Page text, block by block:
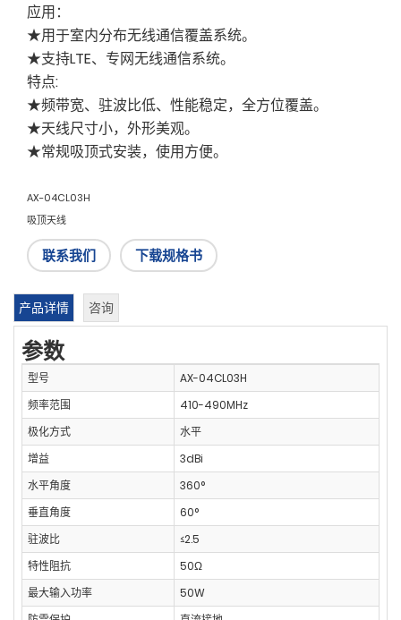
应用：
★用于室内分布无线通信覆盖系统。
★支持LTE、专网无线通信系统。
特点:
★频带宽、驻波比低、性能稳定，全方位覆盖。
★天线尺寸小，外形美观。
★常规吸顶式安装，使用方便。
AX-04CL03H
吸顶天线
联系我们 下载规格书
产品详情 咨询
参数
型号
AX-04CL03H
频率范围
410-490MHz
极化方式
水平
增益
3dBi
水平角度
360°
垂直角度
60°
驻波比
≤2.5
特性阻抗
50Ω
最大输入功率
50W